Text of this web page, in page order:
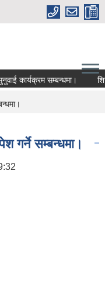
कार्यक्रम सम्बन्धमा।
गर्ने सम्बन्धमा।